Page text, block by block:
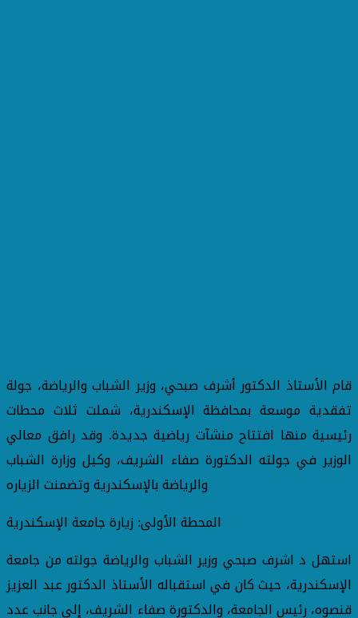
قام الأستاذ الدكتور أشرف صبحي، وزير الشباب والرياضة، جولة
تفقدية موسعة بمحافظة الإسكندرية، شملت ثلاث محطات
رئيسية منها افتتاح منشآت رياضية جديدة. وقد رافق معالي
الوزير في جولته الدكتورة صفاء الشريف، وكيل وزارة الشباب
المحطة الأولى: زيارة جامعة الإسكندرية
استهل د اشرف صبحي وزير الشباب والرياضة جولته من جامعة
الإسكندرية، حيث كان في استقباله الأستاذ الدكتور عبد العزيز
قنصوه، رئيس الجامعة، والدكتورة صفاء الشريف، إلى جانب عدد